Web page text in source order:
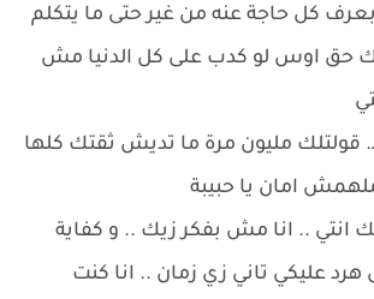
كل حاجة عنه من غير حتى ما يتكلم
حق اوس لو كدب على كل الدنيا مش
… قولتلك مليون مرة ما تديش ثقتك كلها
ملهمش امان يا حبيبة
انتي .. انا مش بفكر زيك .. و كفاية
عليكي تاني زي زمان .. انا كنت